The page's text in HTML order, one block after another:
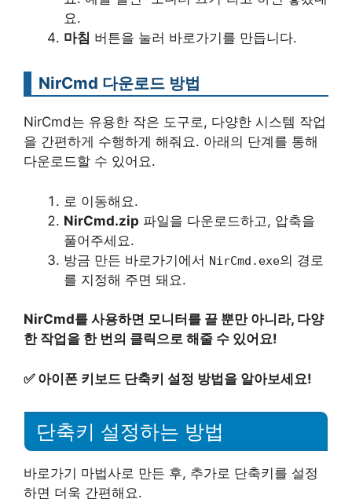
요.
마침 버튼을 눌러 바로가기를 만듭니다.
NirCmd 다운로드 방법
NirCmd는 유용한 작은 도구로, 다양한 시스템 작업
을 간편하게 수행하게 해줘요. 아래의 단계를 통해
다운로드할 수 있어요.
로 이동해요.
NirCmd.zip 파일을 다운로드하고, 압축을
풀어주세요.
방금 만든 바로가기에서 NirCmd.exe의 경로
를 지정해 주면 돼요.
NirCmd를 사용하면 모니터를 끌 뿐만 아니라, 다양
한 작업을 한 번의 클릭으로 해줄 수 있어요!
✅ 아이폰 키보드 단축키 설정 방법을 알아보세요!
단축키 설정하는 방법
바로가기 마법사로 만든 후, 추가로 단축키를 설정
하면 더욱 간편해요.